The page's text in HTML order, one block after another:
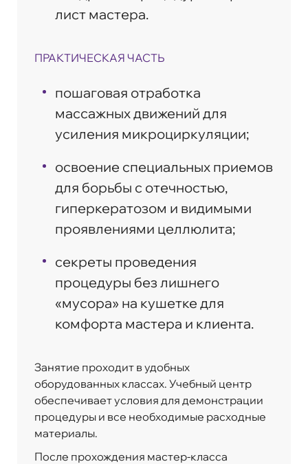
лист мастера.
ПРАКТИЧЕСКАЯ ЧАСТЬ
пошаговая отработка
массажных движений для
усиления микроциркуляции;
освоение специальных приемов
для борьбы с отечностью,
гиперкератозом и видимыми
проявлениями целлюлита;
секреты проведения
процедуры без лишнего
«мусора» на кушетке для
комфорта мастера и клиента.
Занятие проходит в удобных
оборудованных классах. Учебный центр
обеспечивает условия для демонстрации
процедуры и все необходимые расходные
материалы.
После прохождения мастер-класса